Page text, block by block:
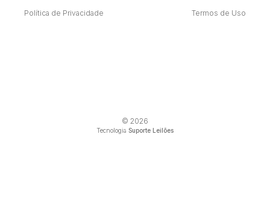
Política de Privacidade Termos de Uso
© 2026
Tecnologia Suporte Leilões